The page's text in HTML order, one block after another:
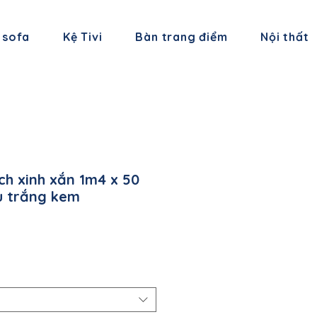
sofa Kệ Tivi Bàn trang điểm Nội thất
xinh xắn 1m4 x 50
trắng kem